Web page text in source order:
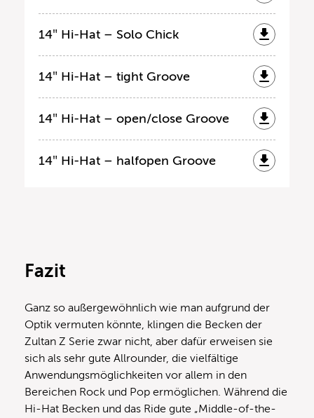
14″ Hi-Hat – Solo Chick
14″ Hi-Hat – tight Groove
14″ Hi-Hat – open/close Groove
14″ Hi-Hat – halfopen Groove
Fazit
Ganz so außergewöhnlich wie man aufgrund der
Optik vermuten könnte, klingen die Becken der
Zultan Z Serie zwar nicht, aber dafür erweisen sie
sich als sehr gute Allrounder, die vielfältige
Anwendungsmöglichkeiten vor allem in den
Bereichen Rock und Pop ermöglichen. Während die
Hi-Hat Becken und das Ride gute „Middle-of-the-